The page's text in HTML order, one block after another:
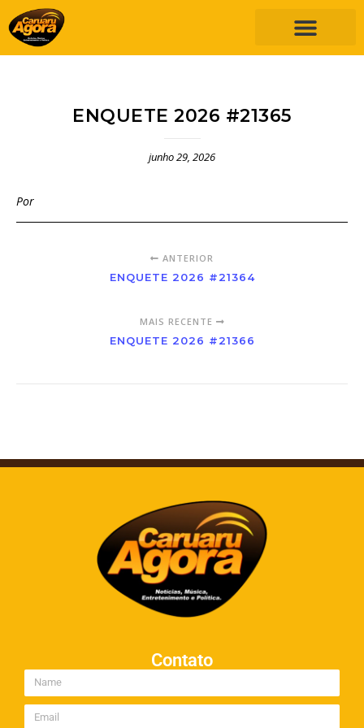
ENQUETE 2026 #21365
junho 29, 2026
Por
ANTERIOR
ENQUETE 2026 #21364
MAIS RECENTE
ENQUETE 2026 #21366
Contato